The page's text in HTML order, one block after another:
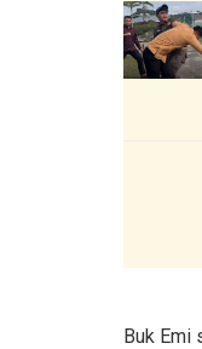
Buk Emi